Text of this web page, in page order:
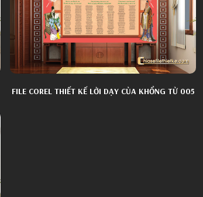
FILE COREL THIẾT KẾ LỜI DẠY CỦA KHỔNG TỬ 005